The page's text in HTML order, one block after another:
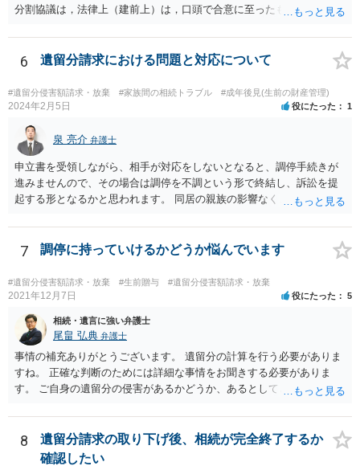
分割協議は，法律上（建前上）は，口頭で合意に至ったものであって
ん。 また，不動産の名義を移転するためには，遺産分割協議書への署
名捺印を得る必要があります。 したがって，残念ながら，「ＡＢＣ間
の遺産分割協議が有効に成立している」という前提に基づく主張は困
難と思われます。 「ＡＢＣ間の遺産分割協議は未了のまま，ＡとＢが
死亡し，二次相続が発生した」という前提に基づいて協議を進める必
議の内容を前提とした主張をすることが最も有利ですが，ＡＢの相続
人は応じない姿勢を示していることから，実現は困難だと思います。
主張としては維持しつつも，現実的な解決方法（遺産分割協議の落と
しどころ）としては，譲歩することを甘受しなければならないかもし
れません。
6 遺留分請求における問題と対応について
#遺留分侵害額請求・放棄 #家族間の相続トラブル #成年後見(生前の財産管理)
2024年2月5日 役にたった 1
泉 亮介 弁護士
申立書を受領しながら、相手が対応をしないとなると、調停手続きが
進みませんので、その場合は調停を不調という形で終結し、訴訟を提
起する形となるかと思われます。 同居の親族の影響なく、というのは
め、後からひっくり返すということは難しくなってくるかと思われま
す。 公開相談の場でのご相談については、どうしても限界が出てしま
7 調停に持っていけるかどうか悩んでいます
#遺留分侵害額請求・放棄 #生前贈与 #遺留分侵害額請求・放棄
2021年12月7日 役にたった 5
相続・遺言に強い弁護士
尾畠 弘典 弁護士
事情の補充ありがとうございます。 遺留分の計算を行う必要がありま
すね。 正確な判断のためには詳細な事情をお聞きする必要がありま
す。 ご自身の遺留分の侵害があるかどうか、あるとしてどの程度の金
相談されるのが良いと思います。
8
遺留分請求の取り下げ後、相続が完全終了するか
確認したい